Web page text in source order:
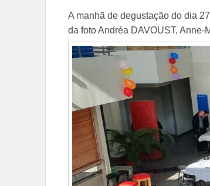
A manhã de degustação do dia
da foto Andréa DAVOUST,